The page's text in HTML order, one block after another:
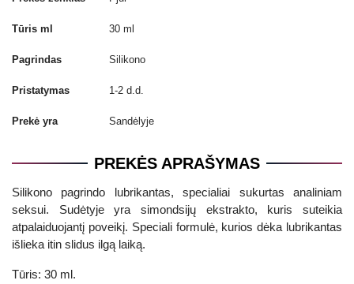
Tūris ml 30 ml
Pagrindas Silikono
Pristatymas 1-2 d.d.
Prekė yra Sandėlyje
PREKĖS APRAŠYMAS
Silikono pagrindo lubrikantas, specialiai sukurtas analiniam
seksui. Sudėtyje yra simondsijų ekstrakto, kuris suteikia
atpalaiduojantį poveikį. Speciali formulė, kurios dėka lubrikantas
išlieka itin slidus ilgą laiką.
Tūris: 30 ml.